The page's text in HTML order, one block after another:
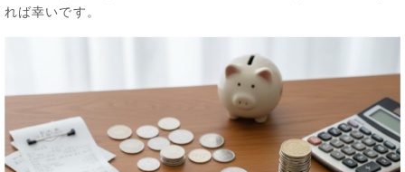
れば幸いです。